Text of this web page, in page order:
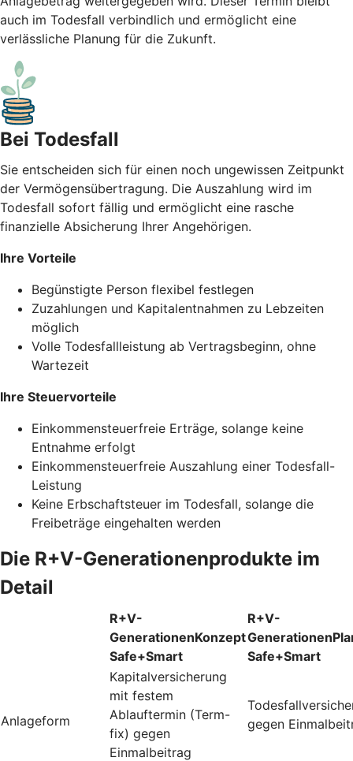
auch im Todesfall verbindlich und ermöglicht eine
verlässliche Planung für die Zukunft.
Bei Todesfall
Sie entscheiden sich für einen noch ungewissen Zeitpunkt
der Vermögensübertragung. Die Auszahlung wird im
Todesfall sofort fällig und ermöglicht eine rasche
finanzielle Absicherung Ihrer Angehörigen.
Ihre Vorteile
Begünstigte Person flexibel festlegen
Zuzahlungen und Kapitalentnahmen zu Lebzeiten
möglich
Volle Todesfallleistung ab Vertragsbeginn, ohne
Wartezeit
Ihre Steuervorteile
Einkommensteuerfreie Erträge, solange keine
Entnahme erfolgt
Einkommensteuerfreie Auszahlung einer Todesfall-
Leistung
Keine Erbschaftsteuer im Todesfall, solange die
Freibeträge eingehalten werden
Die R+V-Generationenprodukte im
Detail
R+V-
GenerationenKonzept
Safe+Smart
R+V-
Safe+Smart
Anlageform
Kapitalversicherung
mit festem
Ablauftermin (Term-
fix) gegen
Einmalbeitrag
gegen